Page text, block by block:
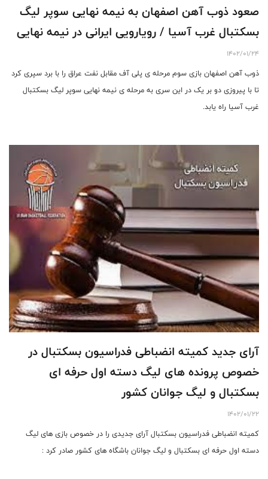
صعود ذوب آهن اصفهان به نیمه نهایی سوپر لیگ
بسکتبال غرب آسیا / رویارویی ایرانی در نیمه نهایی
1402/01/24
ذوب آهن اصفهان بازی سوم مرحله ی پلی آف مقابل نفت عراق را با برد سپری کرد
تا با پیروزی دو بر یک در این سری به مرحله ی نیمه نهایی سوپر لیگ بسکتبال
غرب آسیا راه یابد.
آرای جدید کمیته انضباطی فدراسیون بسکتبال در
خصوص پرونده های لیگ دسته اول حرفه ای
بسکتبال و لیگ جوانان کشور
1402/01/22
کمیته انضباطی فدراسیون بسکتبال آرای جدیدی را در خصوص بازی های لیگ
دسته اول حرفه ای بسکتبال و لیگ جوانان باشگاه های کشور صادر کرد :